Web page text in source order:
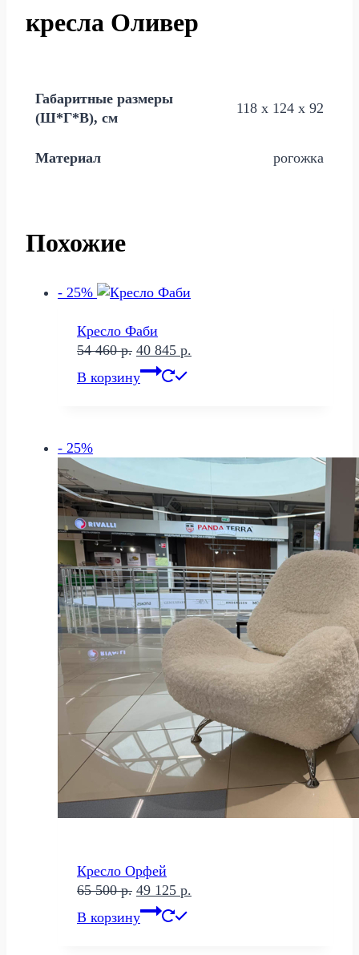
кресла Оливер
Габаритные размеры
(Ш*Г*В), см
118 х 124 х 92
Материал рогожка
Похожие
- 25%
Кресло Фаби
54 460р. Первоначальная
цена
составляла
40 845 р.
В корзину
- 25%
Кресло Орфей
65 500р. Первоначальная
цена
составляла
49 125 р.
В корзину